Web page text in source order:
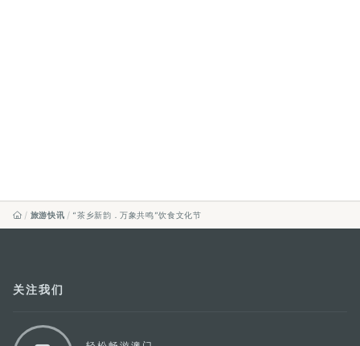
旅游快讯 “茶乡新韵．万象共鸣”饮食文化节
关注我们